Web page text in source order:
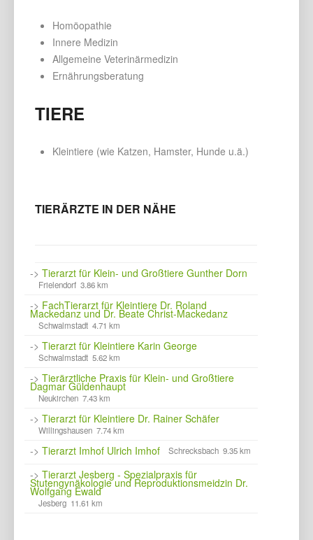
Homöopathie
Innere Medizin
Allgemeine Veterinärmedizin
Ernährungsberatung
TIERE
Kleintiere (wie Katzen, Hamster, Hunde u.ä.)
TIERÄRZTE IN DER NÄHE
-> Tierarzt für Klein- und Großtiere Gunther Dorn
Frielendorf 3.86 km
-> FachTierarzt für Kleintiere Dr. Roland
Mackedanz und Dr. Beate Christ-Mackedanz
Schwalmstadt 4.71 km
-> Tierarzt für Kleintiere Karin George
Schwalmstadt 5.62 km
-> Tierärztliche Praxis für Klein- und Großtiere
Dagmar Güldenhaupt
Neukirchen 7.43 km
-> Tierarzt für Kleintiere Dr. Rainer Schäfer
Willingshausen 7.74 km
-> Tierarzt Imhof Ulrich Imhof Schrecksbach 9.35 km
-> Tierarzt Jesberg - Spezialpraxis für
Stutengynäkologie und Reproduktionsmeidzin Dr.
Wolfgang Ewald
Jesberg 11.61 km